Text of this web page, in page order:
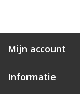
Mijn account
Informatie